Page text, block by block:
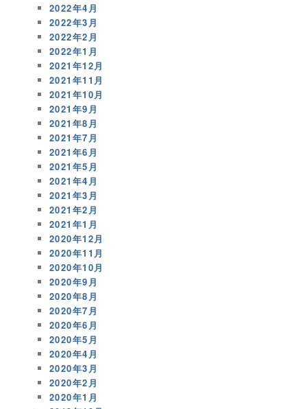
2022年4月
2022年3月
2022年2月
2022年1月
2021年12月
2021年11月
2021年10月
2021年9月
2021年8月
2021年7月
2021年6月
2021年5月
2021年4月
2021年3月
2021年2月
2021年1月
2020年12月
2020年11月
2020年10月
2020年9月
2020年8月
2020年7月
2020年6月
2020年5月
2020年4月
2020年3月
2020年2月
2020年1月